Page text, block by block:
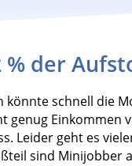
% der
könnte schnell die
genug Einkommen
Leider geht es
sind Minijobber